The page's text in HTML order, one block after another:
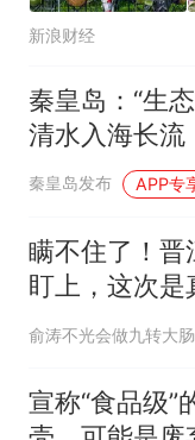
新浪财经
秦皇岛：“生
清水入海长流
秦皇岛发布 APP专
瞒不住了！晋
盯上，这次是
都服气了！
俞涛不光会做九转大肠
宣称“食品级”